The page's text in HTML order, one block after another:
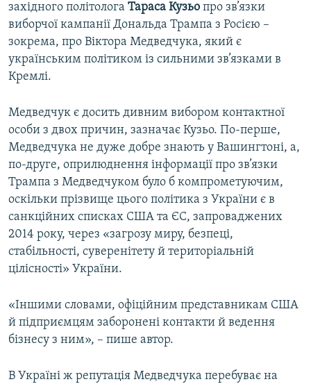
західного політолога Тараса Кузьо про зв’язки
виборчої кампанії Дональда Трампа з Росією –
зокрема, про Віктора Медведчука, який є
українським політиком із сильними зв’язками в
Кремлі.
Медведчук є досить дивним вибором контактної
особи з двох причин, зазначає Кузьо. По-перше,
Медведчука не дуже добре знають у Вашингтоні, а,
по-друге, оприлюднення інформації про зв’язки
Трампа з Медведчуком було б компрометуючим,
оскільки прізвище цього політика з України є в
санкційних списках США та ЄС, запроваджених
2014 року, через «загрозу миру, безпеці,
стабільності, суверенітету й територіальній
цілісності» України.
«Іншими словами, офіційним представникам США
й підприємцям заборонені контакти й ведення
бізнесу з ним», – пише автор.
В Україні ж репутація Медведчука перебуває на